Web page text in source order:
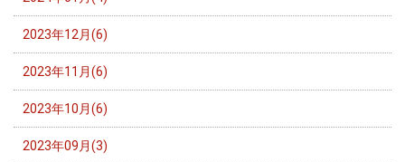
2023年12月(6)
2023年11月(6)
2023年10月(6)
2023年09月(3)